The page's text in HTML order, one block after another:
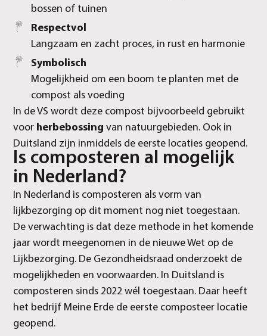
bossen of tuinen
Respectvol
Langzaam en zacht proces, in rust en harmonie
Symbolisch
Mogelijkheid om een boom te planten met de
compost als voeding
In de VS wordt deze compost bijvoorbeeld gebruikt
voor herbebossing van natuurgebieden. Ook in
Duitsland zijn inmiddels de eerste locaties geopend.
Is composteren al mogelijk
in Nederland?
In Nederland is composteren als vorm van
lijkbezorging op dit moment nog niet toegestaan.
De verwachting is dat deze methode in het komende
jaar wordt meegenomen in de nieuwe Wet op de
Lijkbezorging. De Gezondheidsraad onderzoekt de
mogelijkheden en voorwaarden. In Duitsland is
composteren sinds 2022 wél toegestaan. Daar heeft
het bedrijf Meine Erde de eerste composteer locatie
geopend.